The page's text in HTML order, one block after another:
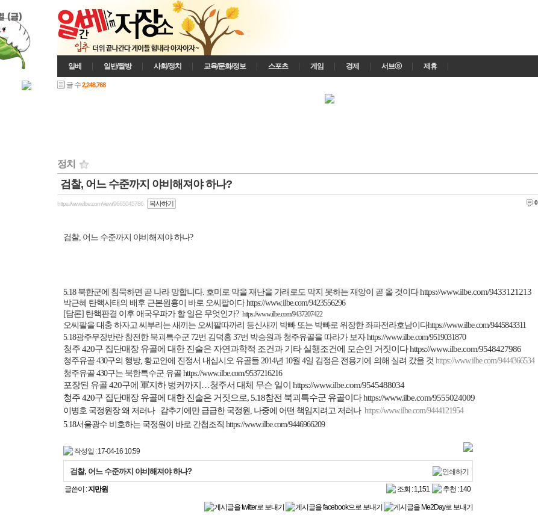
일베 일반/짤방 사회/정치 교육/문화/정보 스포츠 게임 경제 서브ⓢ 제휴
글 수2,248,768
정치
검찰, 어느 수준까지 야비해져야 하나?
https://www.ilbe.com/view/9665045786 복사하기 0
검찰, 어느 수준까지 야비해져야 하나?
5.18 북한군에 침묵하면 곧 나라 망합니다. 호미로 막을 재난을 가래로도 막지 못하는 재앙이 곧 올 것이다 https://www.ilbe.com/9433121213
박근혜 탄핵사태의 배후 근본원흉이 바로 오씨팔이다 https://www.ilbe.com/9423556296
[담론] 탄핵판결 이후 애국우파가 할 일은 무엇인가? https://www.ilbe.com/9437207422
오씨팔을 대충 하자고 씨부리는 새끼는 오씨팔따까리 등신새끼 박빠 또는 박빠로 위장한 좌파전라호남이다https://www.ilbe.com/9445843311
5.18광주무장반란 참전한 북괴특수군 72번 김덕홍 37번 박승원과 청주유골을 따라가 보자https://www.ilbe.com/9519031870
청주420구 집단매장 유골에 대한 진술은 자연과학적 조건과 기타 실행조건에 모순인 거짓이다https://www.ilbe.com/9548427986
청주유골 430구의 행방, 황교안에 진정서 내십시오 유골들 2014년 10월 4일 김정은 전용기에 의해 실려 갔을 것 https://www.ilbe.com/9444366534
청주유골 430구는 북한특수군 유골 https://www.ilbe.com/9537216216
포장된 유골420구에 軍지하 벙커까지 …청주서 대체 무슨 일이 https://www.ilbe.com/9545488034
청주420구 집단매장 유골에 대한 진술은 거짓으로, 5.18참전 북괴특수군 유골이다https://www.ilbe.com/9555024009
이병호 국정원장 왜 저러나 감추기에만 급급한 국정원, 나중에 어떤 책임지려고 저러나 https://www.ilbe.com/9444121954
5.18서울광수 비호하는 국정원이 바로 간첩조직 https://www.ilbe.com/9446966209
작성일 : 17-04-16 10:59
검찰, 어느 수준까지 야비해져야 하나?
글쓴이 :지만원 조회 : 1,151 추천 : 140
인기게시글
(금)